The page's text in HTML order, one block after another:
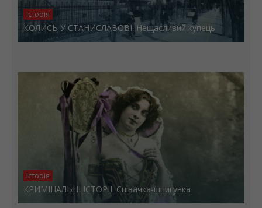
Історія
КОЛИСЬ У СТАНИСЛАВОВІ. Нещасливий купець
Історія
КРИМІНАЛЬНІ ІСТОРІЇ. Співачка-шпигунка